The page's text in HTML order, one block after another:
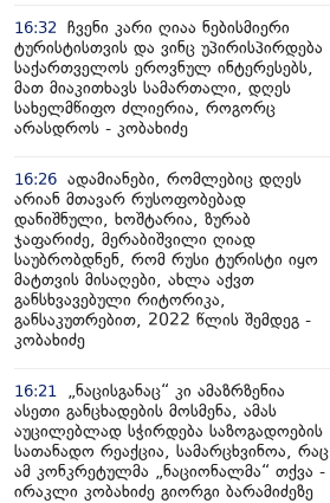
16:32
ჩვენი კარი ღიაა ნებისმიერი
ტურისტისთვის და ვინც უპირისპირდება
საქართველოს ეროვნულ ინტერესებს,
მათ მიაკითხავს სამართალი, დღეს
სახელმწიფო ძლიერია, როგორც
არასდროს - კობახიძე
16:26 ადამიანები, რომლებიც დღეს
არიან მთავარ რუსოფობებად
დანიშნული, ხოშტარია, ზურაბ
ჯაფარიძე, მერაბიშვილი ღიად
საუბრობდნენ, რომ რუსი ტურისტი იყო
მატთვის მისაღები, ახლა აქვთ
განსხვავებული რიტორიკა,
განსაკუთრებით, 2022 წლის შემდეგ -
კობახიძე
16:21
„ნაცისგანაც“ კი ამაზრზენია
ასეთი განცხადების მოსმენა, ამას
აუცილებლად სჭირდება საზოგადოების
სათანადო რეაქცია, სამარცხვინოა, რაც
ამ კონკრეტულმა „ნაციონალმა“ თქვა -
ირაკლი კობახიძე გიორგი ბარამიძეზე